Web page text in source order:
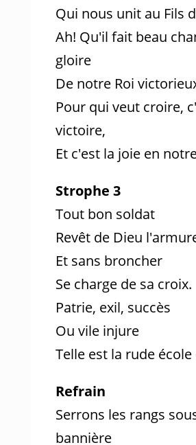
Qui nous unit au Fils
Ah! Qu'il fait beau
gloire
De notre Roi
Pour qui veut croire,
victoire,
Et c'est la joie en
Strophe 3
Tout bon soldat
Revêt de Dieu
Et sans broncher
Se charge de sa croix.
Patrie, exil, succès
Ou vile injure
Telle est la rude
Refrain
Serrons les rangs
bannière